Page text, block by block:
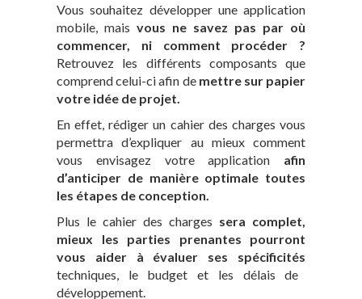
Vous souhaitez développer une application
mobile, mais vous ne savez pas par où
commencer, ni comment procéder ?
Retrouvez les différents composants que
comprend celui-ci afin de mettre sur papier
votre idée de projet.
En effet, rédiger un cahier des charges vous
permettra d’expliquer au mieux comment
vous envisagez votre application afin
d’anticiper de manière optimale toutes
les étapes de conception.
Plus le cahier des charges sera complet,
mieux les parties prenantes pourront
vous aider à évaluer ses spécificités
techniques, le budget et les délais de
développement.